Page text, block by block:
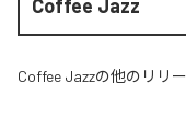
Coffee Jazz
Coffee Jazzの他のリリー